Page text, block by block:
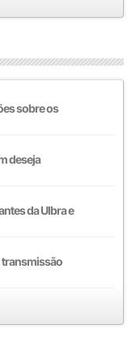
sobre os
deseja
da Ulbra e
transmissão